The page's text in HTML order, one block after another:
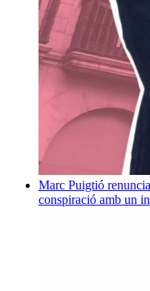
Marc Puigtió
conspiració amb un